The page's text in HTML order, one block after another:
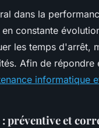
dans la
constante
les temps d'arrêt,
Afin de répondre
informatique
préventive et